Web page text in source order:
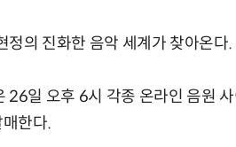
정의 진화한 음악 세계가 찾아온다.
26일 오후 6시 각종 온라인 음원
한다.